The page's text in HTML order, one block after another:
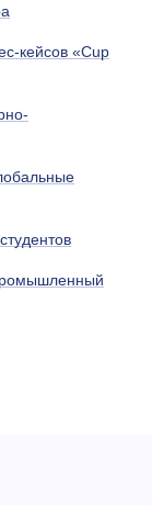
кейсов «Cup